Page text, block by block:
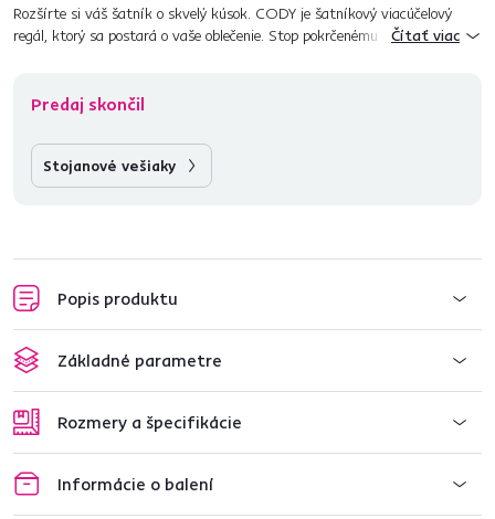
Rozšírte si váš šatník o skvelý kúsok. CODY je šatníkový viacúčelový
regál, ktorý sa postará o vaše oblečenie. Stop pokrčenému oblečeniu!
Čítať viac
Predaj skončil
Stojanové vešiaky
Popis produktu
Základné parametre
Rozmery a špecifikácie
Informácie o balení